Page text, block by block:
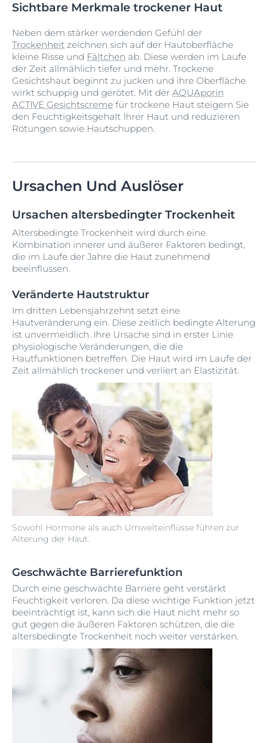
Sichtbare Merkmale trockener Haut
Neben dem stärker werdenden Gefühl der
Trockenheit zeichnen sich auf der Hautoberfläche
kleine Risse und Fältchen ab. Diese werden im Laufe
der Zeit allmählich tiefer und mehr. Trockene
Gesichtshaut beginnt zu jucken und ihre Oberfläche
wirkt schuppig und gerötet. Mit der AQUAporin
ACTIVE Gesichtscreme für trockene Haut steigern Sie
den Feuchtigkeitsgehalt Ihrer Haut und reduzieren
Rötungen sowie Hautschuppen.
Ursachen Und Auslöser
Ursachen altersbedingter Trockenheit
Altersbedingte Trockenheit wird durch eine
Kombination innerer und äußerer Faktoren bedingt,
die im Laufe der Jahre die Haut zunehmend
beeinflussen.
Veränderte Hautstruktur
Sowohl Hormone als auch Umwelteinflüsse führen zur
Alterung der Haut.
Im dritten Lebensjahrzehnt setzt eine
Hautveränderung ein. Diese zeitlich bedingte Alterung
ist unvermeidlich. Ihre Ursache sind in erster Linie
physiologische Veränderungen, die die
Hautfunktionen betreffen. Die Haut wird im Laufe der
Zeit allmählich trockener und verliert an Elastizität.
Geschwächte Barrierefunktion
Durch eine geschwächte Barriere geht verstärkt
Feuchtigkeit verloren. Da diese wichtige Funktion jetzt
beeinträchtigt ist, kann sich die Haut nicht mehr so
gut gegen die äußeren Faktoren schützen, die die
altersbedingte Trockenheit noch weiter verstärken.